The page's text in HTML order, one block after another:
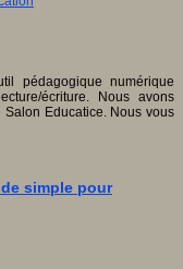
pédagogique numérique
écriture. Nous avons
Educatice. Nous vous
simple pour